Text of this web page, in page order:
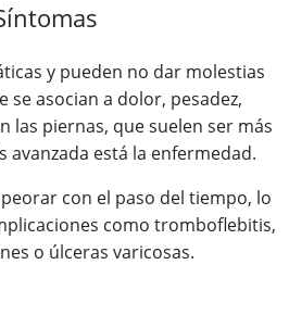
y pueden no dar molestias
se asocian a dolor, pesadez,
las piernas, que suelen ser más
avanzada está la enfermedad.
con el paso del tiempo, lo
como tromboflebitis,
o úlceras varicosas.